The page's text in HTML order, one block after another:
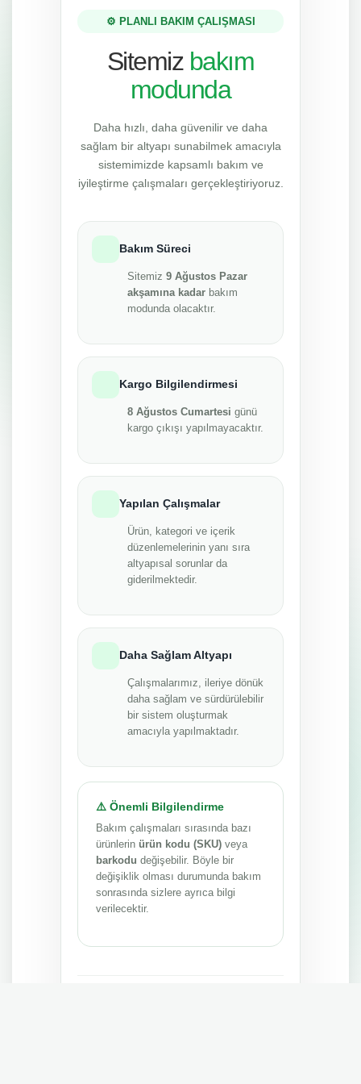
⚙️ PLANLI BAKIM ÇALIŞMASI
Sitemiz bakım
modunda
Daha hızlı, daha güvenilir ve daha
sağlam bir altyapı sunabilmek amacıyla
sistemimizde kapsamlı bakım ve
iyileştirme çalışmaları gerçekleştiriyoruz.
Bakım Süreci
Sitemiz 9 Ağustos Pazar
akşamına kadar bakım
modunda olacaktır.
Kargo Bilgilendirmesi
8 Ağustos Cumartesi günü
kargo çıkışı yapılmayacaktır.
Yapılan Çalışmalar
Ürün, kategori ve içerik
düzenlemelerinin yanı sıra
altyapısal sorunlar da
giderilmektedir.
Daha Sağlam Altyapı
Çalışmalarımız, ileriye dönük
daha sağlam ve sürdürülebilir
bir sistem oluşturmak
amacıyla yapılmaktadır.
⚠️ Önemli Bilgilendirme
Bakım çalışmaları sırasında bazı
ürünlerin ürün kodu (SKU) veya
barkodu değişebilir. Böyle bir
değişiklik olması durumunda bakım
sonrasında sizlere ayrıca bilgi
verilecektir.